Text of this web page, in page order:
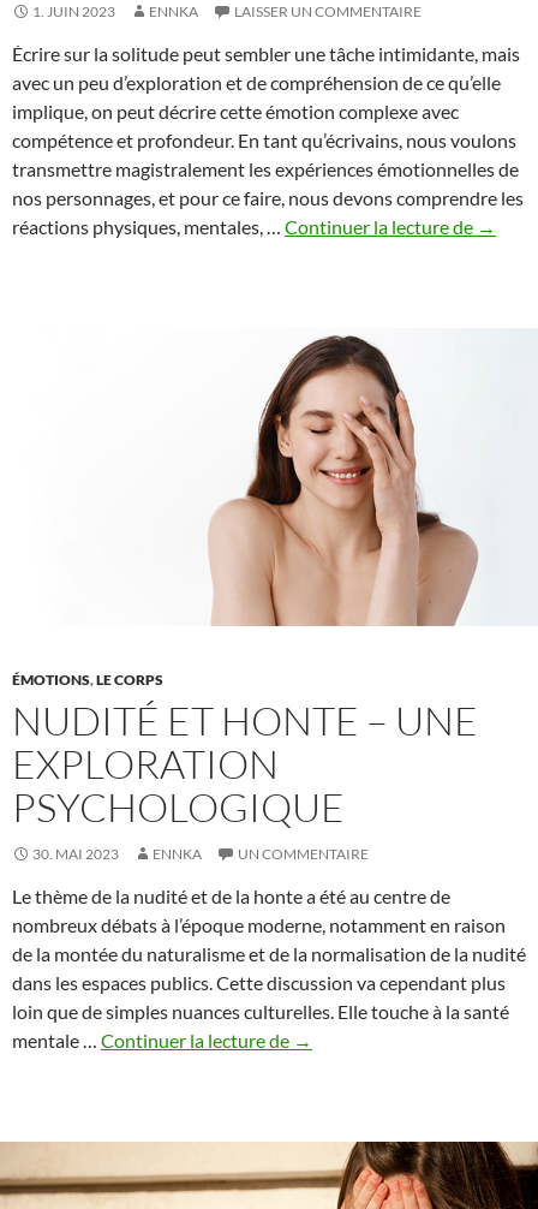
1. JUIN 2023 ENNKA LAISSER UN COMMENTAIRE
Écrire sur la solitude peut sembler une tâche intimidante, mais
avec un peu d’exploration et de compréhension de ce qu’elle
implique, on peut décrire cette émotion complexe avec
compétence et profondeur. En tant qu’écrivains, nous voulons
transmettre magistralement les expériences émotionnelles de
nos personnages, et pour ce faire, nous devons comprendre les
réactions physiques, mentales, … Continuer la lecture de Décrire
et
→
ÉMOTIONS,LE CORPS
NUDITÉ ET HONTE – UNE
EXPLORATION
PSYCHOLOGIQUE
30. MAI 2023 ENNKA UN COMMENTAIRE
Le thème de la nudité et de la honte a été au centre de
nombreux débats à l’époque moderne, notamment en raison
de la montée du naturalisme et de la normalisation de la nudité
dans les espaces publics. Cette discussion va cependant plus
loin que de simples nuances culturelles. Elle touche à la santé
mentale … Continuer la lecture de Nudité
exploration
→